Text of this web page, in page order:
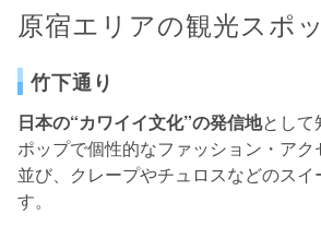
原宿エリアの観光スポ
竹下通り
日本の“カワイイ文化”の発信地として
ポップで個性的なファッション・ア
並び、クレープやチュロスなどのスイ
す。